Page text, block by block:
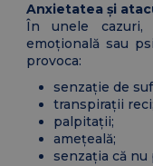
Anxietatea și
În unele cazuri,
emoțională sau
provoca:
senzație de
transpirații reci;
palpitații;
amețeală;
senzația că